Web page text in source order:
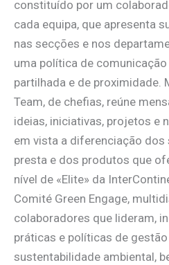
constituído por um
cada equipa, que apresenta
nas secções e nos
uma política de
partilhada e de proximidade.
Team, de chefias, reúne
ideias, iniciativas, projetos e
em vista a diferenciação dos
presta e dos produtos que
nível de «Elite» da
Comité Green Engage,
colaboradores que lideram,
práticas e políticas de
sustentabilidade ambiental,